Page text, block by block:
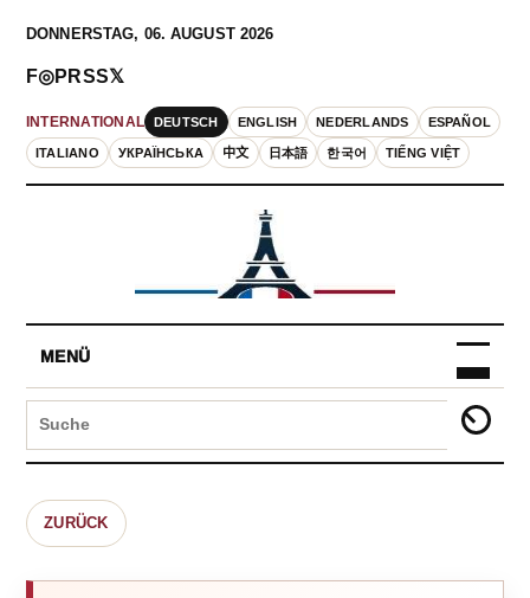
DONNERSTAG, 06. AUGUST 2026
INTERNATIONAL DEUTSCH ENGLISH NEDERLANDS ESPAÑOL
ITALIANO УКРАЇНСЬКА 中文 日本語 한국어 TIẾNG VIỆT
F◎PRSS𝕏
MENÜ
ZURÜCK